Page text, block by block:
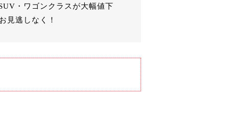
・ワゴンクラスが大幅値下
見逃しなく！